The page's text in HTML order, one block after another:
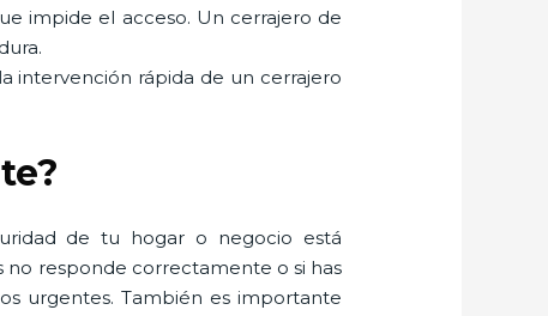
impide el acceso. Un cerrajero de
intervención rápida de un cerrajero
de tu hogar o negocio está
no responde correctamente o si has
urgentes. También es importante